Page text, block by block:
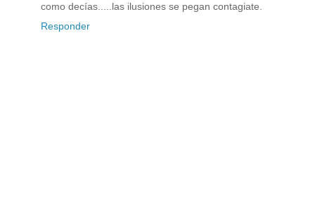
como decías.....las ilusiones se pegan contagiate.
Responder